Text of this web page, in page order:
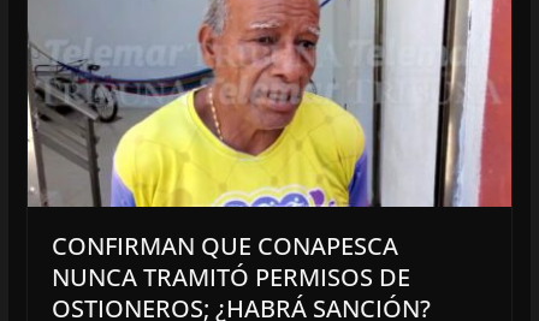
CONFIRMAN QUE CONAPESCA
NUNCA TRAMITÓ PERMISOS DE
OSTIONEROS; ¿HABRÁ SANCIÓN?